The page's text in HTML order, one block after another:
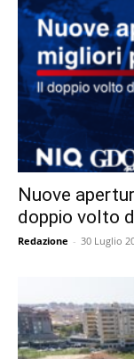
Nuove
doppio volto
Redazione - 30 Luglio